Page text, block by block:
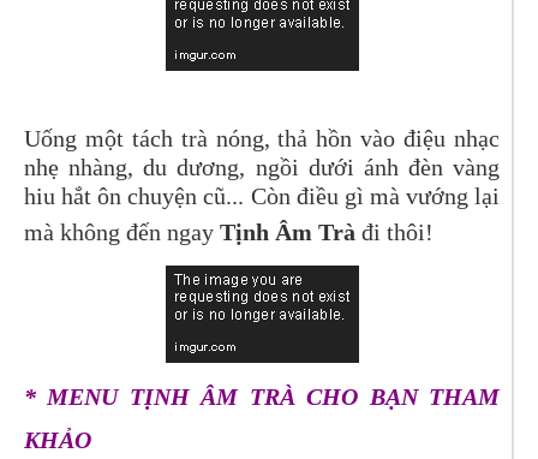
Uống một tách trà nóng, thả hồn vào điệu nhạc
nhẹ nhàng, du dương, ngồi dưới ánh đèn vàng
hiu hắt ôn chuyện cũ... Còn điều gì mà vướng lại
mà không đến ngay Tịnh Âm Trà đi thôi!
* MENU TỊNH ÂM TRÀ CHO BẠN THAM
KHẢO